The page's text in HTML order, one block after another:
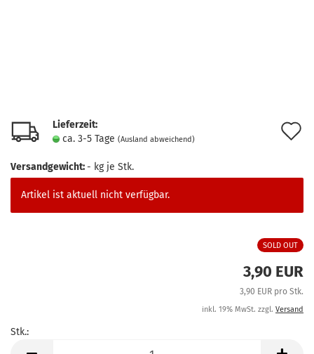
Lieferzeit:
ca. 3-5 Tage (Ausland abweichend)
Versandgewicht:- kg je Stk.
Artikel ist aktuell nicht verfügbar.
SOLD OUT
3,90 EUR
3,90 EUR pro Stk.
inkl. 19% MwSt. zzgl. Versand
Stk.: